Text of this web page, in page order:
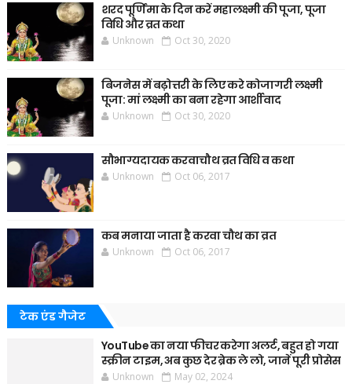
शरद पूर्णिमा के दिन करें महालक्ष्मी की पूजा, पूजा
विधि और व्रत कथा
Unknown Oct 30, 2020
बिजनेस में बढ़ोत्तरी के लिए करे कोजागरी लक्ष्मी
पूजा: मां लक्ष्मी का बना रहेगा आर्शीवाद
Unknown Oct 30, 2020
सौभाग्यदायक करवाचौथ व्रत विधि व कथा
Unknown Oct 06, 2017
कब मनाया जाता है करवा चौथ का व्रत
Unknown Oct 06, 2017
टेक एंड गैजेट
YouTube का नया फीचर करेगा अलर्ट, बहुत हो गया
स्क्रीन टाइम, अब कुछ देर ब्रेक ले लो, जानें पूरी प्रोसेस
Unknown May 02, 2024